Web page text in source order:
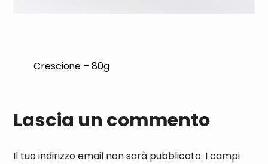
Crescione – 80g
Lascia un commento
Il tuo indirizzo email non sarà pubblicato. I campi